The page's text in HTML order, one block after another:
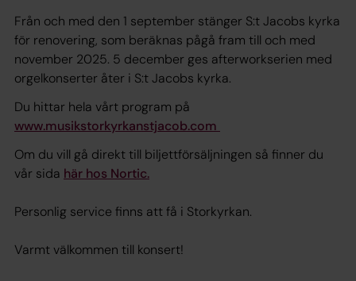
Från och med den 1 september stänger S:t Jacobs kyrka
för renovering, som beräknas pågå fram till och med
november 2025. 5 december ges afterworkserien med
orgelkonserter åter i S:t Jacobs kyrka.
Du hittar hela vårt program på
www.musikstorkyrkanstjacob.com
Om du vill gå direkt till biljettförsäljningen så finner du
vår sida här hos Nortic.
Personlig service finns att få i Storkyrkan.
Varmt välkommen till konsert!